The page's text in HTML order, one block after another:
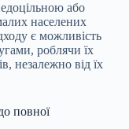
або
населених
є можливість
роблячи їх
незалежно від їх
повної